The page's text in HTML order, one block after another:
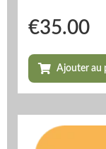
€35.00
Ajouter au